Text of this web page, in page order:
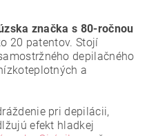
značka s 80-ročnou
20 patentov. Stojí
depilačného
a
pri depilácii,
efekt hladkej